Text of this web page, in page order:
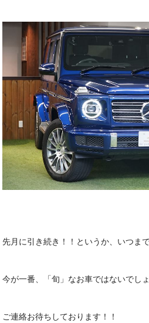
先月に引き続き！！というか、いつま
今が一番、「旬」なお車ではないでし
ご連絡お待ちしております！！